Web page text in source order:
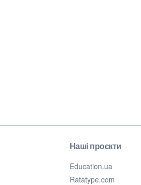
Наші проєкти
Education.ua
Ratatype.com